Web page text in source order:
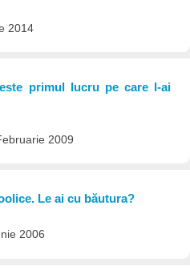
2014
primul lucru pe care l-ai
2009
Le ai cu băutura?
2006